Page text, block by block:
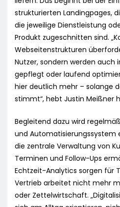
strukturierten Landingpages,
die jeweilige Dienstleistung
Produkt zugeschnitten sind.
Webseitenstrukturen
Nutzer, sondern werden auch
gepflegt oder laufend
hier deutlich mehr – solange
stimmt“, hebt Justin Meißner
Begleitend dazu wird
und Automatisierungssystem
die zentrale Verwaltung von
Terminen und Follow-Ups
Echtzeit-Analytics sorgen für
Vertrieb arbeitet nicht mehr
oder Zettelwirtschaft.